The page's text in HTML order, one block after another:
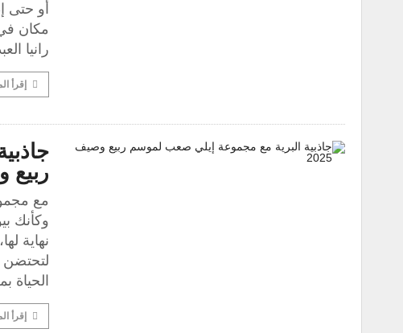
أو حتى
مكان في
رانيا
إقرأ
ربيع
وكأنك
نهاية
لتحتضن
الحياة
إقرأ